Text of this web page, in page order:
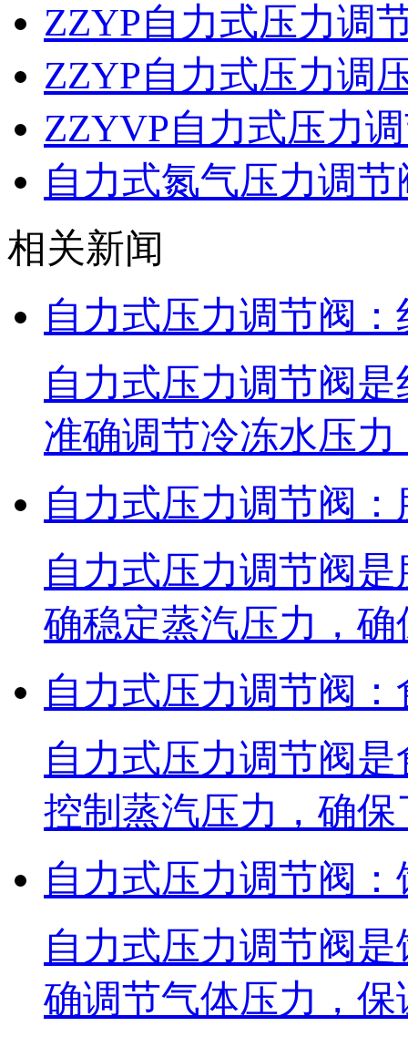
ZZYP自力式压力调
ZZYP自力式压力调
ZZYVP自力式压力
自力式氮气压力调节
相关新闻
自力式压力调节阀
自力式压力调节阀
准确调节冷冻水压
自力式压力调节阀
自力式压力调节阀
确稳定蒸汽压力，
自力式压力调节阀
自力式压力调节阀
控制蒸汽压力，确
自力式压力调节阀
自力式压力调节阀
确调节气体压力，